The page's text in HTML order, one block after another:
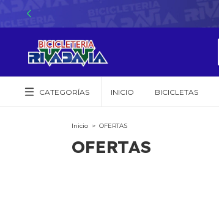
CATEGORÍAS INICIO BICICLETAS
Inicio > OFERTAS
OFERTAS